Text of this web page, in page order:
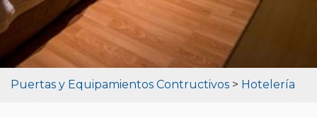
Puertas y Equipamientos Contructivos > Hotelería